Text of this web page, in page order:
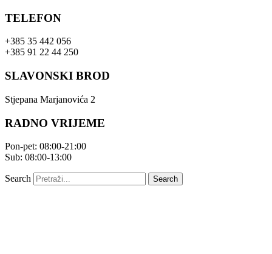
Skip
content
TELEFON
+385 35 442 056
+385 91 22 44 250
SLAVONSKI BROD
Stjepana Marjanovića 2
RADNO VRIJEME
Pon-pet: 08:00-21:00
Sub: 08:00-13:00
Search Search